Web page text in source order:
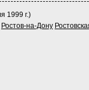
1999 г.)
Ростов-на-Дону